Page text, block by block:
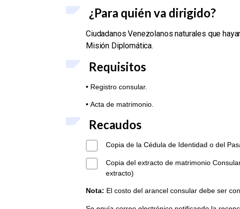
¿Para quién va dirigido?
Ciudadanos Venezolanos naturales que
Misión Diplomática.
Requisitos
• Registro consular.
• Acta de matrimonio.
Recaudos
Copia de la Cédula de Identidad o del
Copia del extracto de matrimonio
extracto)
Nota: El costo del arancel consular debe ser